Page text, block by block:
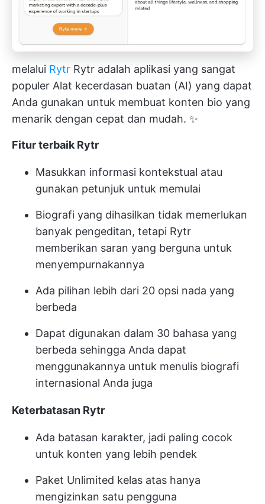
melalui Rytr Rytr adalah aplikasi yang sangat
populer Alat kecerdasan buatan (AI) yang dapat
Anda gunakan untuk membuat konten bio yang
menarik dengan cepat dan mudah. ✨
Fitur terbaik Rytr
Masukkan informasi kontekstual atau
gunakan petunjuk untuk memulai
Biografi yang dihasilkan tidak memerlukan
banyak pengeditan, tetapi Rytr
memberikan saran yang berguna untuk
menyempurnakannya
Ada pilihan lebih dari 20 opsi nada yang
berbeda
Dapat digunakan dalam 30 bahasa yang
berbeda sehingga Anda dapat
menggunakannya untuk menulis biografi
internasional Anda juga
Keterbatasan Rytr
Ada batasan karakter, jadi paling cocok
untuk konten yang lebih pendek
Paket Unlimited kelas atas hanya
mengizinkan satu pengguna